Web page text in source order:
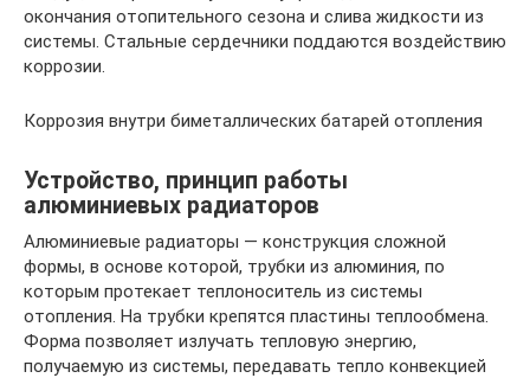
окончания отопительного сезона и слива жидкости из
системы. Стальные сердечники поддаются воздействию
коррозии.
Коррозия внутри биметаллических батарей отопления
Устройство, принцип работы
алюминиевых радиаторов
Алюминиевые радиаторы — конструкция сложной
формы, в основе которой, трубки из алюминия, по
которым протекает теплоноситель из системы
отопления. На трубки крепятся пластины теплообмена.
Форма позволяет излучать тепловую энергию,
получаемую из системы, передавать тепло конвекцией